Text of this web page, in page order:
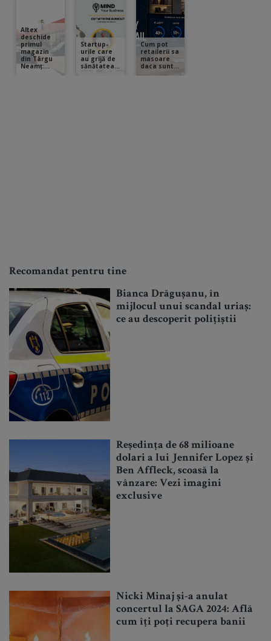
Recomandat pentru tine
Bianca Drăgușanu, în
mijlocul unui scandal uriaș:
ce au descoperit polițiștii
Reședința de 68 milioane
dolari a lui Jennifer Lopez și
Ben Affleck, scoasă la
vânzare: Vezi imagini
exclusive
Nicki Minaj și-a anulat
concertul la SAGA 2024: Află
cum îți poți recupera banii